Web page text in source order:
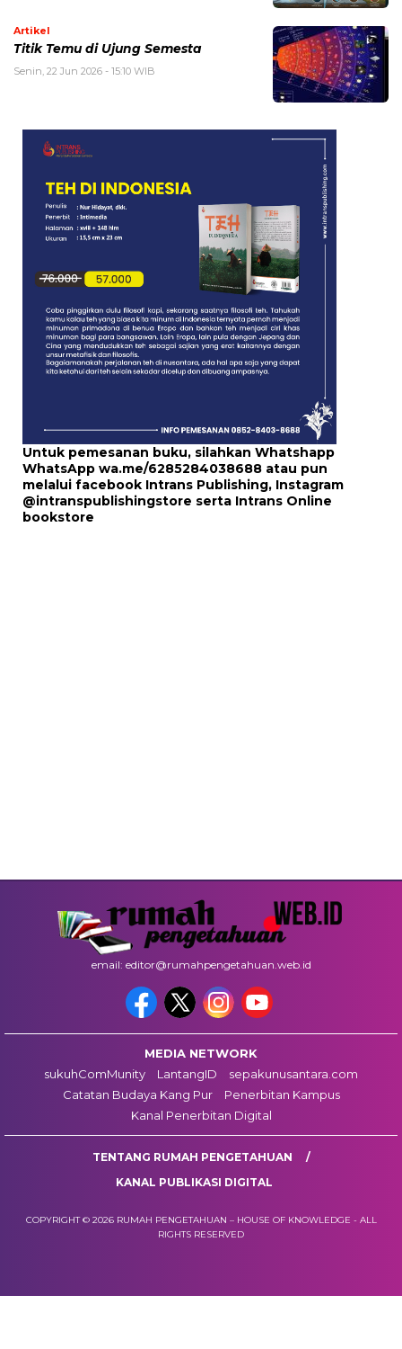
Artikel
Titik Temu di Ujung Semesta
Senin, 22 Jun 2026 - 15:10 WIB
Untuk pemesanan buku, silahkan Whatshapp
WhatsApp wa.me/6285284038688 atau pun
melalui facebook Intrans Publishing, Instagram
@intranspublishingstore serta Intrans Online
bookstore
email: editor@rumahpengetahuan.web.id
MEDIA NETWORK
sukuhComMunity
LantangID
sepakunusantara.com
Catatan Budaya Kang Pur
Penerbitan Kampus
Kanal Penerbitan Digital
TENTANG RUMAH PENGETAHUAN
KANAL PUBLIKASI DIGITAL
COPYRIGHT © 2026 RUMAH PENGETAHUAN – HOUSE OF KNOWLEDGE - ALL
RIGHTS RESERVED